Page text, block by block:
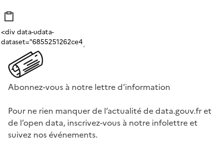
Abonnez-vous à notre lettre d'information
Pour ne rien manquer de l’actualité de data.gouv.fr et
de l’open data, inscrivez-vous à notre infolettre et
suivez nos événements.